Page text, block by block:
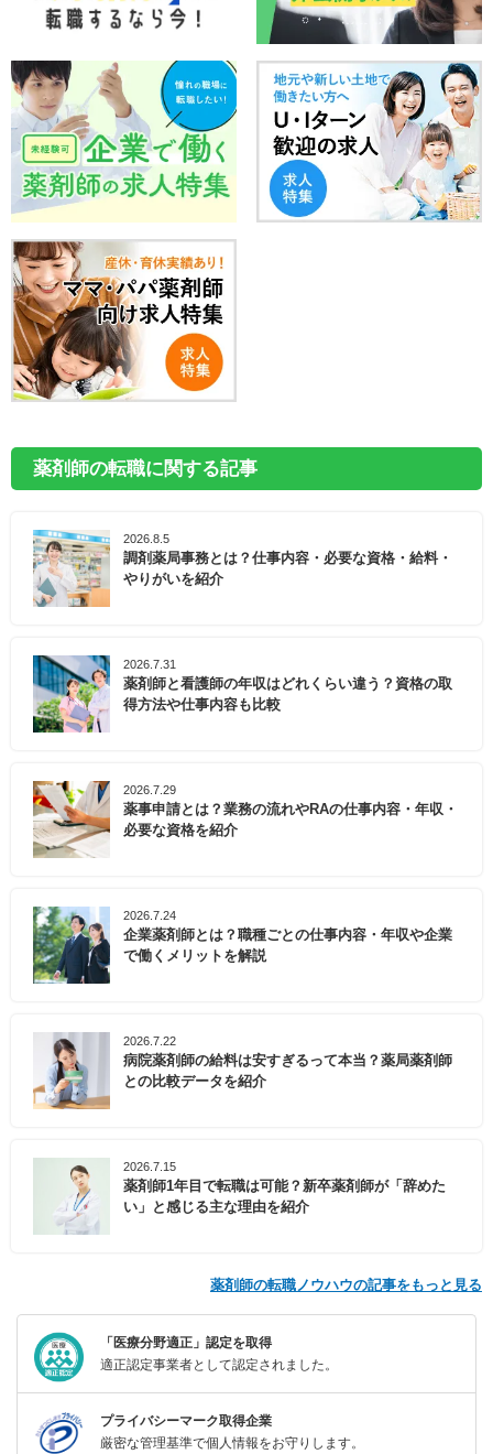
薬剤師の転職に関する記事
2026.8.5
調剤薬局事務とは？仕事内容・必要な資格・給料・
やりがいを紹介
2026.7.31
薬剤師と看護師の年収はどれくらい違う？資格の取
得方法や仕事内容も比較
2026.7.29
薬事申請とは？業務の流れやRAの仕事内容・年収・
必要な資格を紹介
2026.7.24
企業薬剤師とは？職種ごとの仕事内容・年収や企業
で働くメリットを解説
2026.7.22
病院薬剤師の給料は安すぎるって本当？薬局薬剤師
との比較データを紹介
2026.7.15
薬剤師1年目で転職は可能？新卒薬剤師が「辞めた
い」と感じる主な理由を紹介
薬剤師の転職ノウハウの記事をもっと見る
「医療分野適正」認定を取得
適正認定事業者として認定されました。
プライバシーマーク取得企業
厳密な管理基準で個人情報をお守りします。